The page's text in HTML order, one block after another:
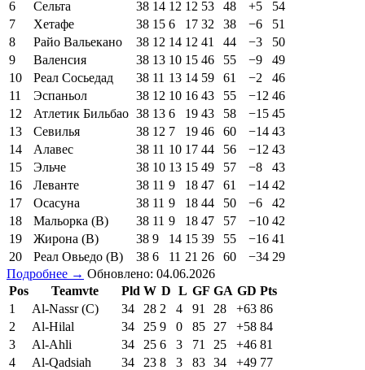
6 Сельта 38 14 12 12 53 48 +5
54
7
Хетафе 38 15 6 17 32 38 −6
51
8
Райо Вальекано 38 12 14 12 41 44 −3
50
9
Валенсия 38 13 10 15 46 55 −9
49
10
Реал Сосьедад 38 11 13 14 59 61 −2
46
11
Эспаньол 38 12 10 16 43 55 −12 46
12
Атлетик Бильбао 38 13 6 19 43 58 −15 45
13
Севилья 38 12 7 19 46 60 −14 43
14
Алавес 38 11 10 17 44 56 −12 43
15
Эльче 38 10 13 15 49 57 −8
43
16
Леванте 38 11 9 18 47 61 −14 42
17
Осасуна 38 11 9 18 44 50 −6
42
18
Мальорка (В) 38 11 9 18 47 57 −10 42
19
Жирона (В) 38 9 14 15 39 55 −16 41
20
Реал Овьедо (В) 38 6 11 21 26 60 −34 29
Подробнее → Обновлено: 04.06.2026
Pos
Teamvte Pld W D L GF GA GD Pts
1
Al-Nassr (C) 34 28 2 4 91 28 +63 86
2
Al-Hilal 34 25 9 0 85 27 +58 84
3
Al-Ahli 34 25 6 3 71 25 +46 81
4
Al-Qadsiah 34 23 8 3 83 34 +49 77